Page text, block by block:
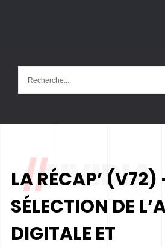
//NVIDIA
LA RÉCAP’
SÉLECTION DE
DIGITALE ET